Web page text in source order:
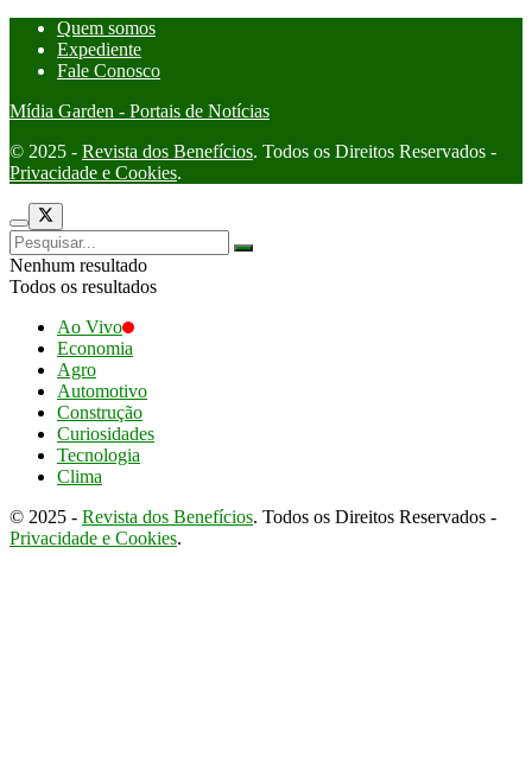
Quem somos
Expediente
Fale Conosco
Mídia Garden - Portais de Notícias
© 2025 - Revista dos Benefícios. Todos os Direitos Reservados -
Privacidade e Cookies.
Nenhum resultado
Todos os resultados
Ao Vivo
Economia
Agro
Automotivo
Construção
Curiosidades
Tecnologia
Clima
© 2025 - Revista dos Benefícios. Todos os Direitos Reservados -
Privacidade e Cookies.